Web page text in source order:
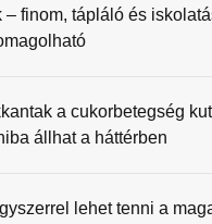
– finom, tápláló és
a cukorbetegség
állhat a háttérben
lehet tenni a